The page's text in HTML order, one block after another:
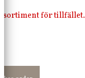
sortiment för tillfället.